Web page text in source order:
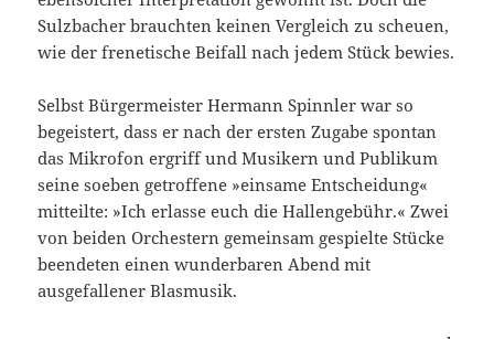
Sulzbacher brauchten keinen Vergleich zu scheuen,
wie der frenetische Beifall nach jedem Stück bewies.
Selbst Bürgermeister Hermann Spinnler war so
begeistert, dass er nach der ersten Zugabe spontan
das Mikrofon ergriff und Musikern und Publikum
seine soeben getroffene »einsame Entscheidung«
mitteilte: »Ich erlasse euch die Hallengebühr.« Zwei
von beiden Orchestern gemeinsam gespielte Stücke
beendeten einen wunderbaren Abend mit
ausgefallener Blasmusik.